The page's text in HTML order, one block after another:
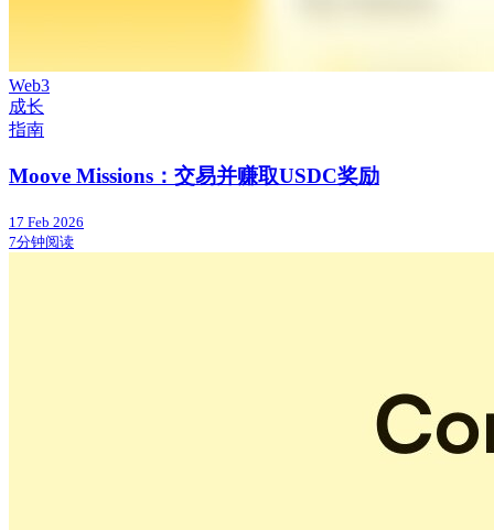
Web3
成长
指南
Moove Missions：交易并赚取USDC奖励
17 Feb 2026
7分钟阅读